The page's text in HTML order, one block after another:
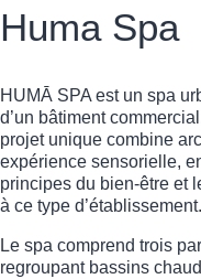
reception@l-atelier.ca
Huma Spa
HUMĀ SPA est un spa
d’un bâtiment
projet unique combine
expérience sensorielle,
principes du bien-être et
à ce type d’établissement.
Le spa comprend trois
regroupant bassins